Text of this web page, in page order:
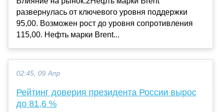
развернулась от ключевого уровня поддержки
95,00. Возможен рост до уровня сопротивления
115,00. Нефть марки Brent...
02:45, 09 Апр
Рейтинг доверия президента России вырос
до 81,6 %